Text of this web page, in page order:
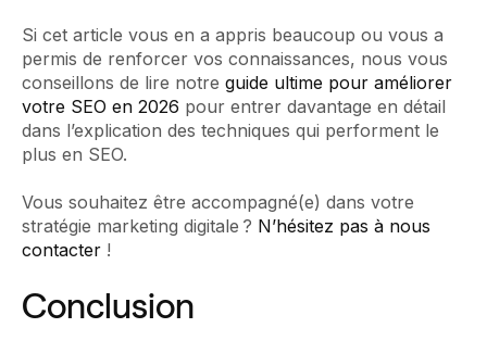
Si cet article vous en a appris beaucoup ou vous a
permis de renforcer vos connaissances, nous vous
conseillons de lire notre guide ultime pour améliorer
votre SEO en 2026 pour entrer davantage en détail
dans l’explication des techniques qui performent le
plus en SEO.
Vous souhaitez être accompagné(e) dans votre
stratégie marketing digitale ? N’hésitez pas à nous
contacter !
Conclusion